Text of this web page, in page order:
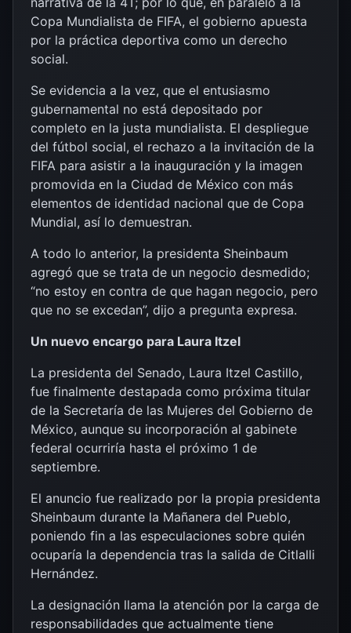
Copa Mundialista de FIFA, el gobierno apuesta
por la práctica deportiva como un derecho
social.
Se evidencia a la vez, que el entusiasmo
gubernamental no está depositado por
completo en la justa mundialista. El despliegue
del fútbol social, el rechazo a la invitación de la
FIFA para asistir a la inauguración y la imagen
promovida en la Ciudad de México con más
elementos de identidad nacional que de Copa
Mundial, así lo demuestran.
A todo lo anterior, la presidenta Sheinbaum
agregó que se trata de un negocio desmedido;
“no estoy en contra de que hagan negocio, pero
que no se excedan”, dijo a pregunta expresa.
Un nuevo encargo para Laura Itzel
La presidenta del Senado, Laura Itzel Castillo,
fue finalmente destapada como próxima titular
de la Secretaría de las Mujeres del Gobierno de
México, aunque su incorporación al gabinete
federal ocurriría hasta el próximo 1 de
septiembre.
El anuncio fue realizado por la propia presidenta
Sheinbaum durante la Mañanera del Pueblo,
poniendo fin a las especulaciones sobre quién
ocuparía la dependencia tras la salida de Citlalli
Hernández.
La designación llama la atención por la carga de
responsabilidades que actualmente tiene